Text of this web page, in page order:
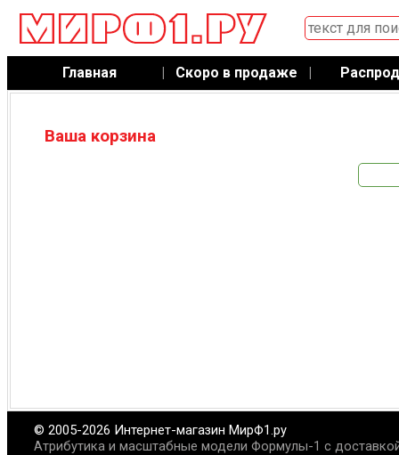
Главная | Скоро в продаже |
Ваша корзина
© 2005-2026 Интернет-магазин МирФ1.ру
Атрибутика и масштабные модели Формулы-1 с